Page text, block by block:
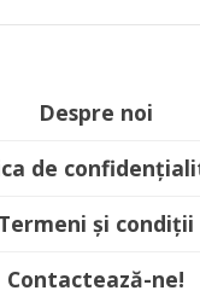
Despre noi
de
Termeni și condiții
Contactează-ne!